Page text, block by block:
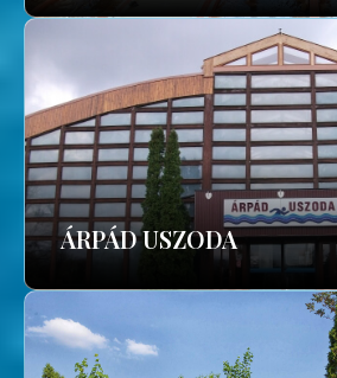
ÁRPÁD USZODA